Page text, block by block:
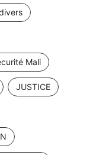
Mali
JUSTICE